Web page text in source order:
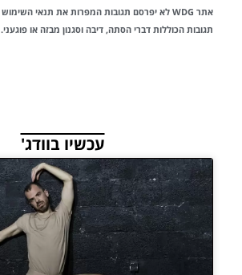
אתר WDG לא יפרסם תגובות המפרות את תנאי השימוש
תגובות הכוללות דברי הסתה, דיבה וסגנון מבזה או פוגעני.
עכשיו בוודג'